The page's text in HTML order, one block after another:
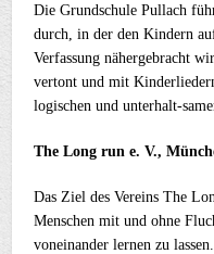
Die Grundschule Pullach
durch, in der den Kindern
Verfassung nähergebracht
vertont und mit
logischen und unterhalt-
The Long run e. V.,
Das Ziel des Vereins The
Menschen mit und ohne
voneinander lernen zu